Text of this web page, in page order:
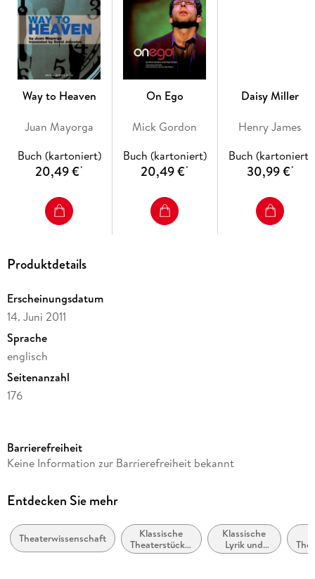
Way to Heaven
Juan Mayorga
Buch (kartoniert)
20,49 €*
On Ego
Mick Gordon
Buch (kartoniert)
20,49 €*
Daisy Miller
Henry James
Buch (kartoniert)
30,99 €*
Produktdetails
Erscheinungsdatum
14. Juni 2011
Sprache
englisch
Seitenanzahl
176
Autor/Autorin
Herausgegeben von
Verlag/Hersteller
Penguin Random House LLC
Barrierefreiheit
Keine Information zur Barrierefreiheit bekannt
Entdecken Sie mehr
Theaterwissenschaft
Klassische
Theaterstücke,
Dramen (vor
Klassische
Lyrik und
Dichtung